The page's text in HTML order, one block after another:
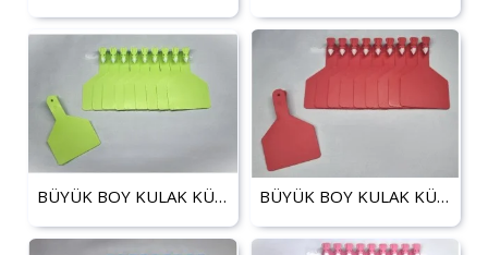
BÜYÜK BOY KULAK KÜPESİ AÇIK YEŞİL BÜYÜK BOY KULAK KÜPESİ KIRMIZI